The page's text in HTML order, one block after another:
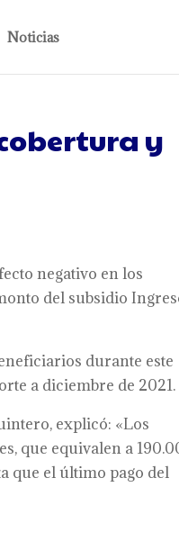
Noticias
y
negativo en los
del subsidio
durante este
a diciembre de 2021.
explicó: «Los
que equivalen a
que el último pago del